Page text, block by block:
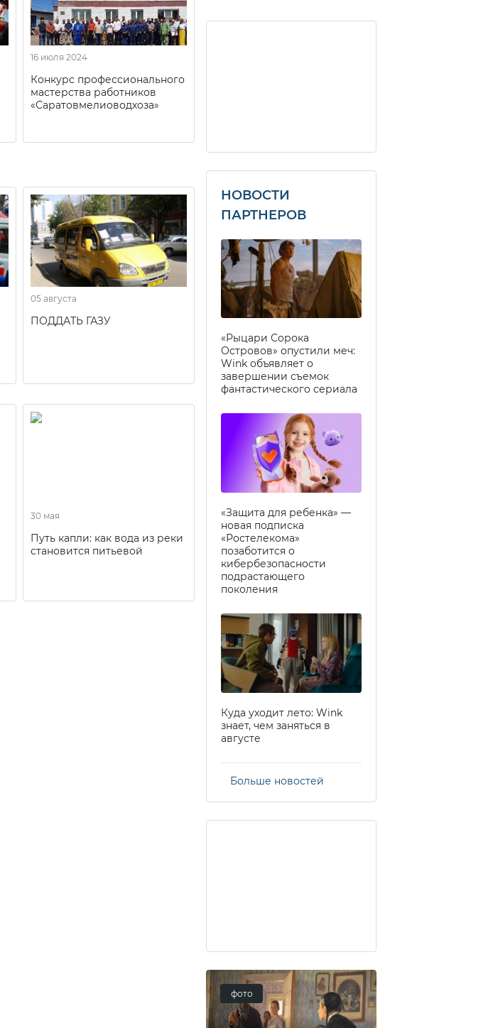
16 июля 2024
Конкурс профессионального
мастерства работников
«Саратовмелиоводхоза»
05 августа
ПОДДАТЬ ГАЗУ
30 мая
Путь капли: как вода из реки
становится питьевой
НОВОСТИ
ПАРТНЕРОВ
«Рыцари Сорока
Островов» опустили меч:
Wink объявляет о
завершении съемок
фантастического сериала
«Защита для ребенка» —
новая подписка
«Ростелекома»
позаботится о
кибербезопасности
подрастающего
поколения
Куда уходит лето: Wink
знает, чем заняться в
августе
Больше новостей
фото